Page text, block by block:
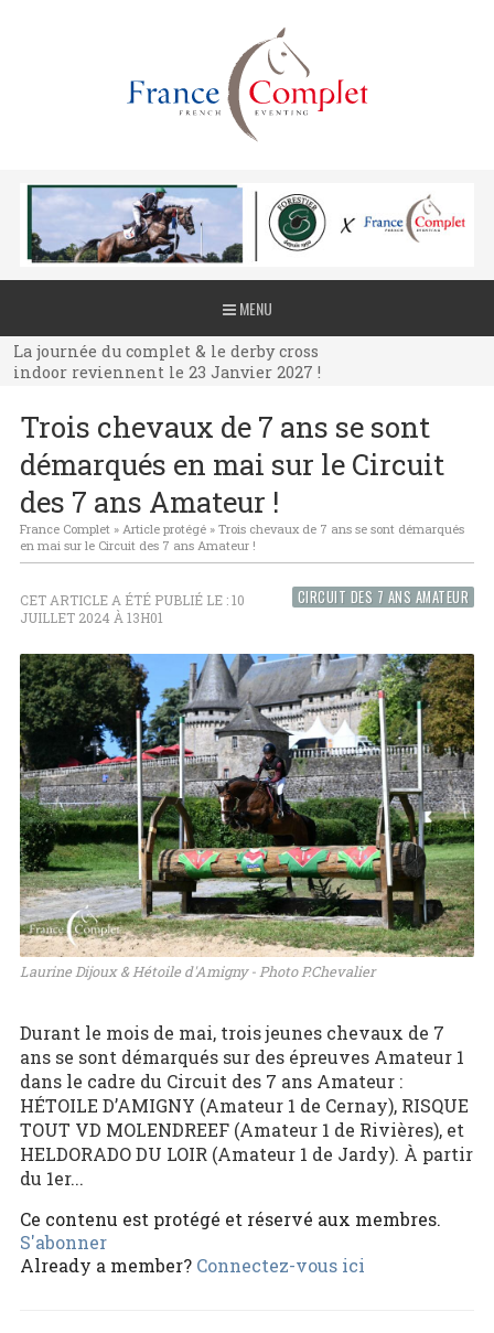
MENU
La journée du complet & le derby cross
indoor reviennent le 23 Janvier 2027 !
La journée du complet & le derby cross
indoor reviennent le 23 Janvier 2027 !
indoor reviennent le 23 Janvier 2027 !
Trois chevaux de 7 ans se sont
démarqués en mai sur le Circuit
des 7 ans Amateur !
France Complet» Article protégé» Trois chevaux de 7 ans se sont démarqués
en mai sur le Circuit des 7 ans Amateur !
CIRCUIT DES 7 ANS AMATEUR
CET ARTICLE A ÉTÉ PUBLIÉ LE : 10
JUILLET 2024 À 13H01
Laurine Dijoux & Hétoile d'Amigny - Photo P.Chevalier
Durant le mois de mai, trois jeunes chevaux de 7
ans se sont démarqués sur des épreuves Amateur 1
dans le cadre du Circuit des 7 ans Amateur :
HÉTOILE D’AMIGNY (Amateur 1 de Cernay), RISQUE
TOUT VD MOLENDREEF (Amateur 1 de Rivières), et
HELDORADO DU LOIR (Amateur 1 de Jardy). À partir
du 1er...
Ce contenu est protégé et réservé aux membres.
S'abonner
Already a member? Connectez-vous ici